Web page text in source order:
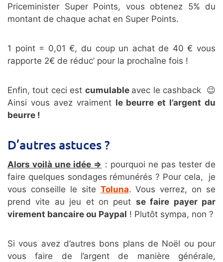
Priceminister Super Points, vous obtenez 5% du
montant de chaque achat en Super Points.
1 point = 0,01 €, du coup un achat de 40 € vous
rapporte 2€ de réduc’ pour la prochaîne fois !
Enfin, tout ceci est cumulable avec le cashback 😉
Ainsi vous avez vraiment le beurre et l’argent du
beurre !
D’autres astuces ?
Alors voilà une idée => : pourquoi ne pas tester de
faire quelques sondages rémunérés ? Pour cela, je
vous conseille le site Toluna. Vous verrez, on se
prend vite au jeu et on peut se faire payer par
virement bancaire ou Paypal ! Plutôt sympa, non ?
Si vous avez d’autres bons plans de Noël ou pour
vous faire de l’argent de manière générale,